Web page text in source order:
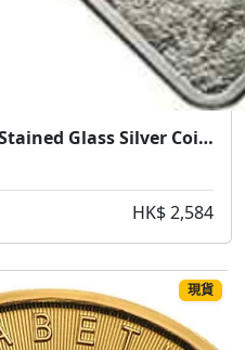
2012 1 oz Votive Church Stained Glass Silver Coin (2012 維也納感恩教堂 彩繪玻璃銀幣 1盎司)
HK$ 2,584
現貨